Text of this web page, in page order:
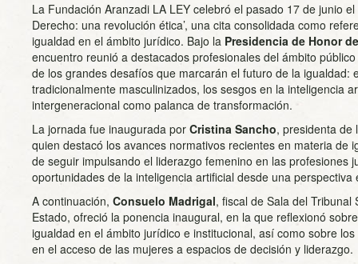
La Fundación Aranzadi LA LEY celebró el pasado 17 de junio
Derecho: una revolución ética’, una cita consolidada como
igualdad en el ámbito jurídico. Bajo la Presidencia de Honor
encuentro reunió a destacados profesionales del ámbito
de los grandes desafíos que marcarán el futuro de la igualdad:
tradicionalmente masculinizados, los sesgos en la inteligencia
intergeneracional como palanca de transformación.
La jornada fue inaugurada por Cristina Sancho, presidenta de
quien destacó los avances normativos recientes en materia de
de seguir impulsando el liderazgo femenino en las profesiones
oportunidades de la inteligencia artificial desde una perspectiva
A continuación, Consuelo Madrigal, fiscal de Sala del
Estado, ofreció la ponencia inaugural, en la que reflexionó
igualdad en el ámbito jurídico e institucional, así como sobre
en el acceso de las mujeres a espacios de decisión y liderazgo.